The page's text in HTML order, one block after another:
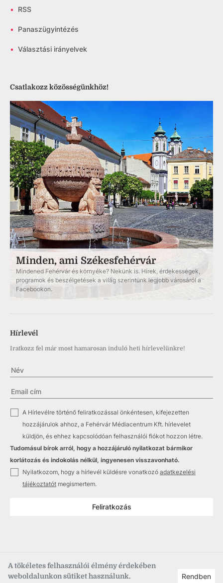
A tökéletes felhasználói élmény érdekében
weboldalunkon sütiket használunk.
Rendben
• RSS
• Panaszügyintézés
• Választási irányelvek
Csatlakozz közösségünkhöz!
Minden, ami Székesfehérvár
Mindened Fehérvár és környéke? Nekünk is. Hírek, érdekességek,
programok és beszélgetések a világ szerintünk legjobb városáról a
Facebookon.
Hírlevél
Iratkozz fel már most hamarosan induló heti hírlevelünkre!
A Hírlevélre történő feliratkozással önkéntesen, kifejezetten
hozzájárulok ahhoz, a Fehérvár Médiacentrum Kft. hírlevelet
küldjön, és ehhez kapcsolódóan felhasználói fiókot hozzon létre.
Tudomásul bírok arról, hogy a hozzájáruló nyilatkozat bármikor
korlátozás és indokolás nélkül, ingyenesen visszavonható.
Nyilatkozom, hogy a hírlevél küldésre vonatkozó adatkezelési
tájékoztatót megismertem.
Feliratkozás
Copyright © 2021–2026 Fehérvár Médiacentrum, fmc.hu